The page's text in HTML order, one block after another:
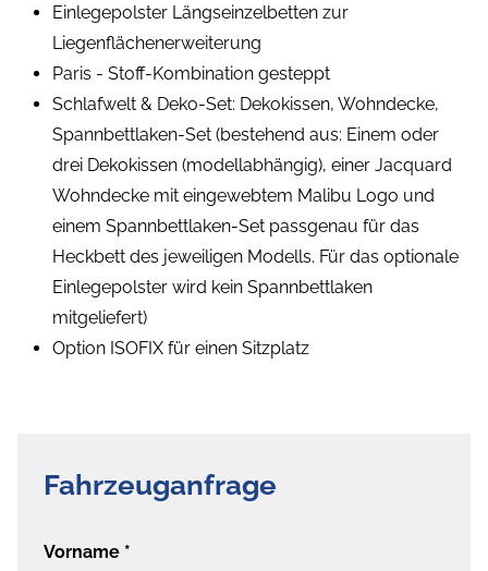
Einlegepolster Längseinzelbetten zur
Liegenflächenerweiterung
Paris - Stoff-Kombination gesteppt
Schlafwelt & Deko-Set: Dekokissen, Wohndecke,
Spannbettlaken-Set (bestehend aus: Einem oder
drei Dekokissen (modellabhängig), einer Jacquard
Wohndecke mit eingewebtem Malibu Logo und
einem Spannbettlaken-Set passgenau für das
Heckbett des jeweiligen Modells. Für das optionale
Einlegepolster wird kein Spannbettlaken
mitgeliefert)
Option ISOFIX für einen Sitzplatz
Fahrzeuganfrage
Vorname *